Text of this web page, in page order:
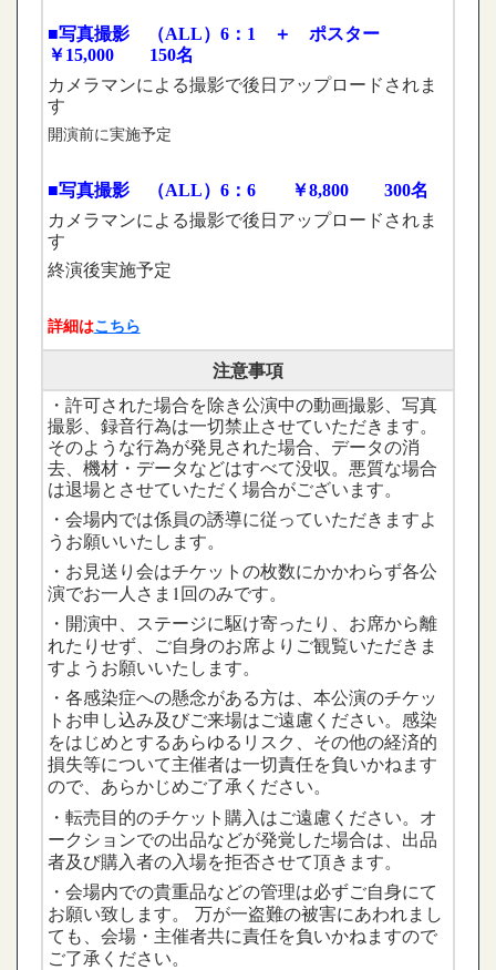
■写真撮影 （ALL）6：1 ＋ ポスター
￥15,000 150名
カメラマンによる撮影で後日アップロードされま
す
開演前に実施予定
■写真撮影 （ALL）6：6 ￥8,800 300名
カメラマンによる撮影で後日アップロードされま
す
終演後実施予定
詳細はこちら
注意事項
・許可された場合を除き公演中の動画撮影、写真
撮影、録音行為は一切禁止させていただきます。
そのような行為が発見された場合、データの消
去、機材・データなどはすべて没収。悪質な場合
は退場とさせていただく場合がございます。
・会場内では係員の誘導に従っていただきますよ
うお願いいたします。
・お見送り会はチケットの枚数にかかわらず各公
演でお一人さま1回のみです。
・開演中、ステージに駆け寄ったり、お席から離
れたりせず、ご自身のお席よりご観覧いただきま
すようお願いいたします。
・各感染症への懸念がある方は、本公演のチケッ
トお申し込み及びご来場はご遠慮ください。感染
をはじめとするあらゆるリスク、その他の経済的
損失等について主催者は一切責任を負いかねます
ので、あらかじめご了承ください。
・転売目的のチケット購入はご遠慮ください。オ
ークションでの出品などが発覚した場合は、出品
者及び購入者の入場を拒否させて頂きます。
・会場内での貴重品などの管理は必ずご自身にて
お願い致します。 万が一盗難の被害にあわれまし
ても、会場・主催者共に責任を負いかねますので
ご了承ください。